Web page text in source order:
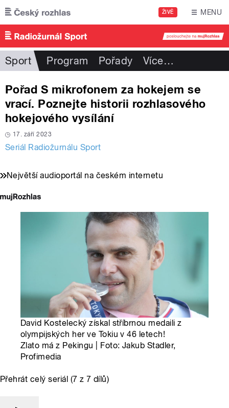
Přejít k hlavnímu obsahu
ŽIVĚ MENU
Sport Program Pořady Více…
Pořad S mikrofonem za hokejem se
vrací. Poznejte historii rozhlasového
hokejového vysílání
17. září 2023
Seriál Radiožurnálu Sport
Největší audioportál na českém internetu
David Kostelecký získal stříbrnou medaili z
olympijských her ve Tokiu v 46 letech!
Zlato má z Pekingu | Foto: Jakub Stadler,
Profimedia
Přehrát celý seriál (7 z 7 dílů)